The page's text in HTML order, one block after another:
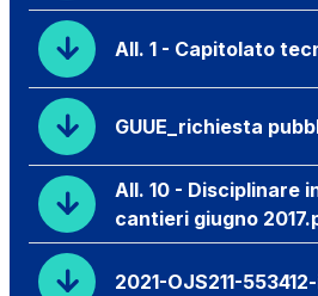
All. 1 - Capitolato
GUUE_richiesta
All. 10 - Disciplinare
cantieri giugno
2021-OJS211-